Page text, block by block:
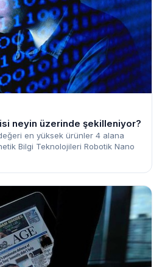
neyin üzerinde şekilleniyor?
en yüksek ürünler 4 alana
Bilgi Teknolojileri Robotik Nano